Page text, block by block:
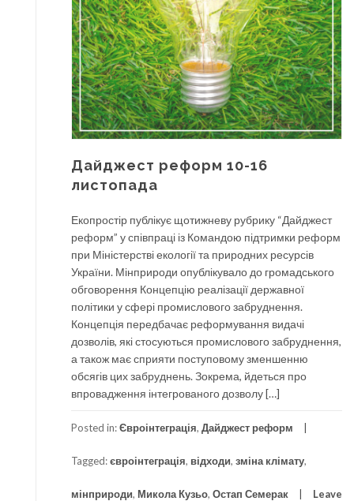
Дайджест реформ 10-16
листопада
Екопростір публікує щотижневу рубрику “Дайджест
реформ” у співпраці із Командою підтримки реформ
при Міністерстві екології та природних ресурсів
України. Мінприроди опублікувало до громадського
обговорення Концепцію реалізації державної
політики у сфері промислового забруднення.
Концепція передбачає реформування видачі
дозволів, які стосуються промислового забруднення,
а також має сприяти поступовому зменшенню
обсягів цих забруднень. Зокрема, йдеться про
впровадження інтегрованого дозволу […]
Posted in:Євроінтеграція, Дайджест реформ
Tagged:євроінтеграція, відходи, зміна клімату,
мінприроди, Микола Кузьо, Остап Семерак Leave